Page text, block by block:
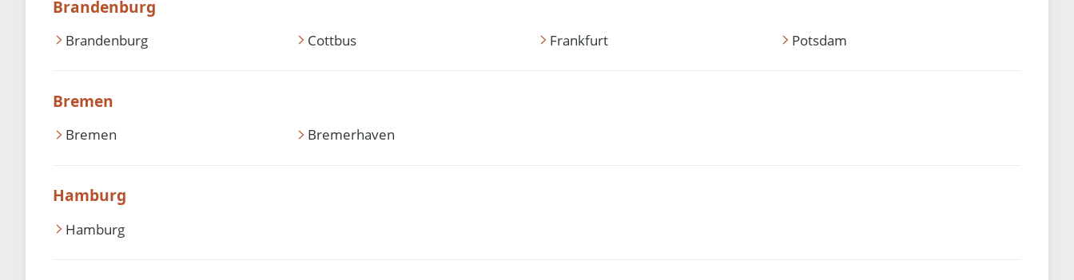
Brandenburg
Brandenburg Cottbus Frankfurt Potsdam
Bremen
Bremen Bremerhaven
Hamburg
Hamburg